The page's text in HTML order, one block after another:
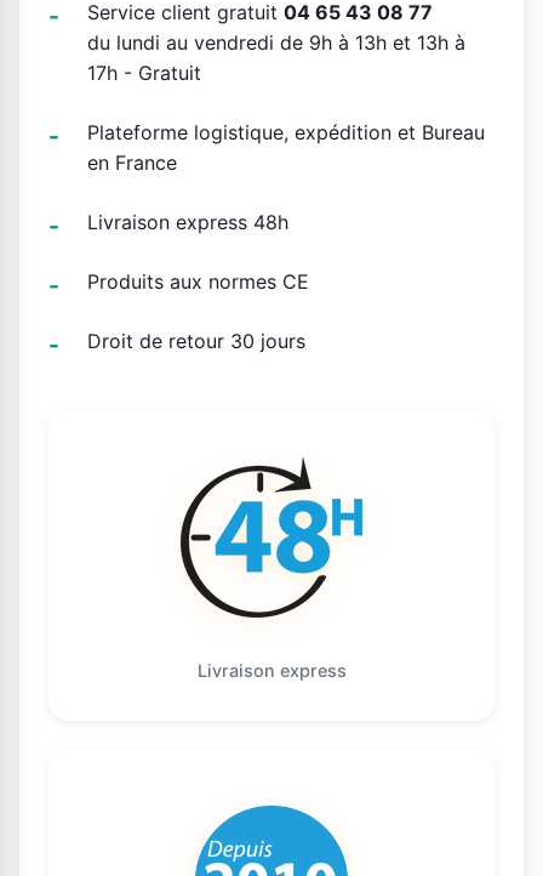
Service client gratuit 04 65 43 08 77
du lundi au vendredi de 9h à 13h et 13h à
17h - Gratuit
Plateforme logistique, expédition et Bureau
en France
Livraison express 48h
Produits aux normes CE
Droit de retour 30 jours
Livraison express